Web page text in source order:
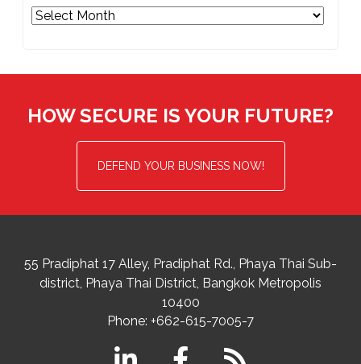
Archives
HOW SECURE IS YOUR FUTURE?
DEFEND YOUR BUSINESS NOW!
55 Pradiphat 17 Alley, Pradiphat Rd., Phaya Thai Sub-
district Phaya Thai District, Bangkok Metropolis
10400
Phone: +662-615-7005-7